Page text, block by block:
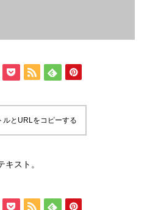
ルとURLをコピーする
スト。